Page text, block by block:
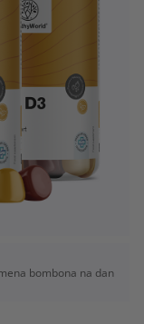
bombona na dan